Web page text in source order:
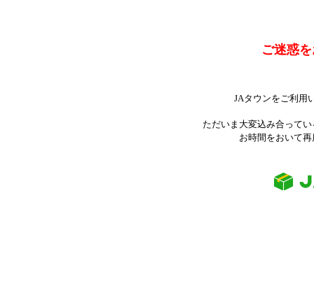
ご迷惑
JAタウンをご利用
ただいま大変込み合って
お時間をおいて